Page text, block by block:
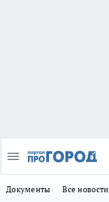
Документы Все новости